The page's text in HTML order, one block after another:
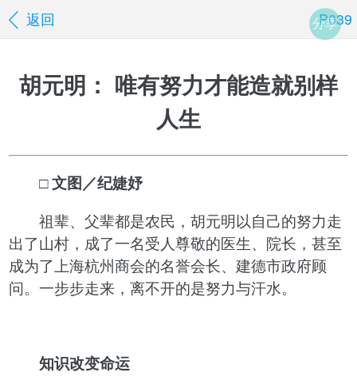
返回 P039
分享
胡元明： 唯有努力才能造就别样
人生
□ 文图／纪婕妤
祖辈、父辈都是农民，胡元明以自己的努力走
出了山村，成了一名受人尊敬的医生、院长，甚至
成为了上海杭州商会的名誉会长、建德市政府顾
问。一步步走来，离不开的是努力与汗水。
知识改变命运